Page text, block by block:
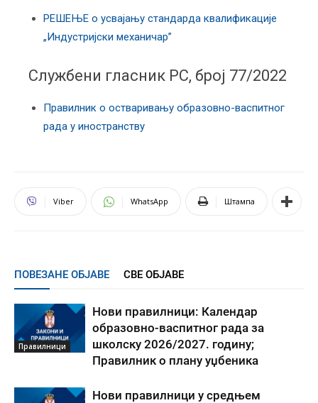
РЕШЕЊЕ о усвајању стандарда квалификације
„Индустријски механичар”
Службени гласник РС, број 77/2022
Правилник о остваривању образовно-васпитног
рада у иностранству
Viber WhatsApp Штампа
ПОВЕЗАНЕ ОБЈАВЕ СВЕ ОБЈАВЕ
Правилници
Нови правилници: Календар
образовно-васпитног рада за
школску 2026/2027. годину;
Правилник о плану уџбеника
Нови правилници у средњем